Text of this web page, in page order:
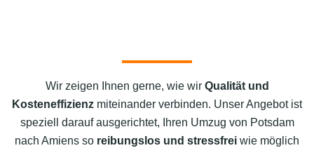
Wir zeigen Ihnen gerne, wie wir Qualität und
Kosteneffizienz miteinander verbinden. Unser Angebot ist
speziell darauf ausgerichtet, Ihren Umzug von Potsdam
nach Amiens so reibungslos und stressfrei wie möglich